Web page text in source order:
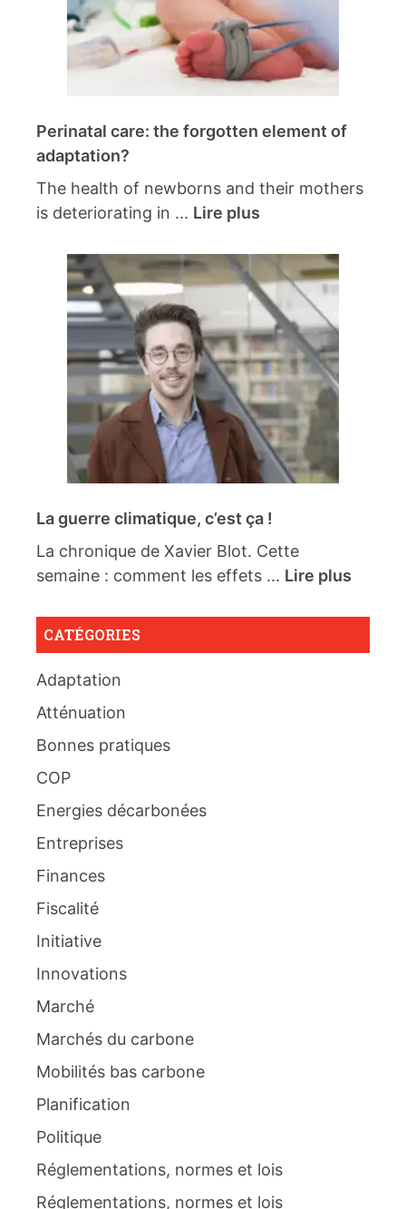
Perinatal care: the forgotten element of
adaptation?
The health of newborns and their mothers
is deteriorating in ... Lire plus
La guerre climatique, c’est ça !
La chronique de Xavier Blot. Cette
semaine : comment les effets ... Lire plus
CATÉGORIES
Adaptation
Atténuation
Bonnes pratiques
COP
Energies décarbonées
Entreprises
Finances
Fiscalité
Initiative
Innovations
Marché
Marchés du carbone
Mobilités bas carbone
Planification
Politique
Réglementations, normes et lois
Réglementations, normes et lois